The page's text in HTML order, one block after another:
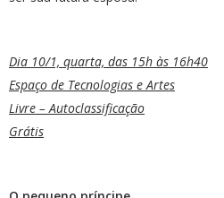
Dia 10/1, quarta, das 15h às 16h40
Espaço de Tecnologias e Artes
Livre – Autoclassificação
Grátis